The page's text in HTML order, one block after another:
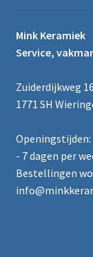
Mink Keramiek
Service,
Zuiderdijkweg 16
1771 SH
Openingstijden:
- 7 dagen per
Bestellingen